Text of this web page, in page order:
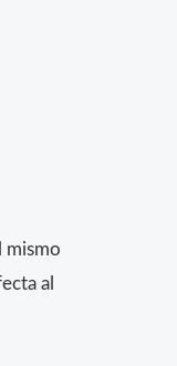
mismo
al